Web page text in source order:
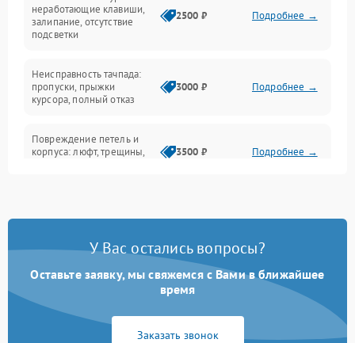
Батарея
Сеть и интернет
неработающие клавиши,
залипание, отсутствие
подсветки
2500 ₽ Подробнее →
Неисправность тачпада:
пропуски, прыжки
курсора, полный отказ
3000 ₽ Подробнее →
Повреждение петель и
корпуса: люфт, трещины,
3500 ₽ Подробнее →
быстрая разрядка,
2500 ₽ Подробнее →
Неисправность зарядного
питания
2000 ₽ Подробнее →
У Вас остались вопросы?
Оставьте заявку, мы свяжемся с Вами в ближайшее
время
Заказать звонок